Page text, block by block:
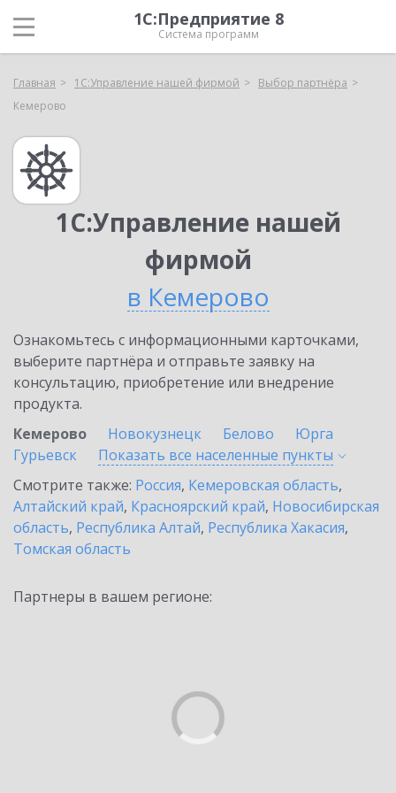
1С:Предприятие 8
Система программ
Главная 1С:Управление нашей фирмой
Выбор партнёра
Кемерово
1С:Управление нашей
фирмой
в Кемерово
Ознакомьтесь с информационными карточками,
выберите партнёра и отправьте заявку на
консультацию, приобретение или внедрение
продукта.
Кемерово
Новокузнецк Белово
Юрга
Гурьевск
Показать все населенные пункты
Смотрите также: Россия, Кемеровская область,
Алтайский край, Красноярский край, Новосибирская
область, Республика Алтай, Республика Хакасия,
Томская область
Партнеры в вашем регионе: